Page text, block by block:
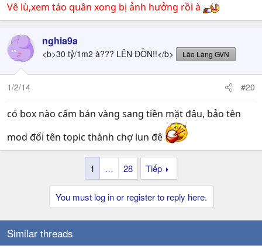
Vê lù,xem táo quân xong bị ảnh hưởng rồi à
nghia9a
<b>30 tỷ/1m2 à??? LÊN ĐỒN!!</b> Lão Làng GVN
1/2/14 #20
có box nào cấm bán vàng sang tiền mặt đâu, bảo tên
mod đổi tên topic thành chợ lun đê
1 … 28 Tiếp
You must log in or register to reply here.
Similar threads